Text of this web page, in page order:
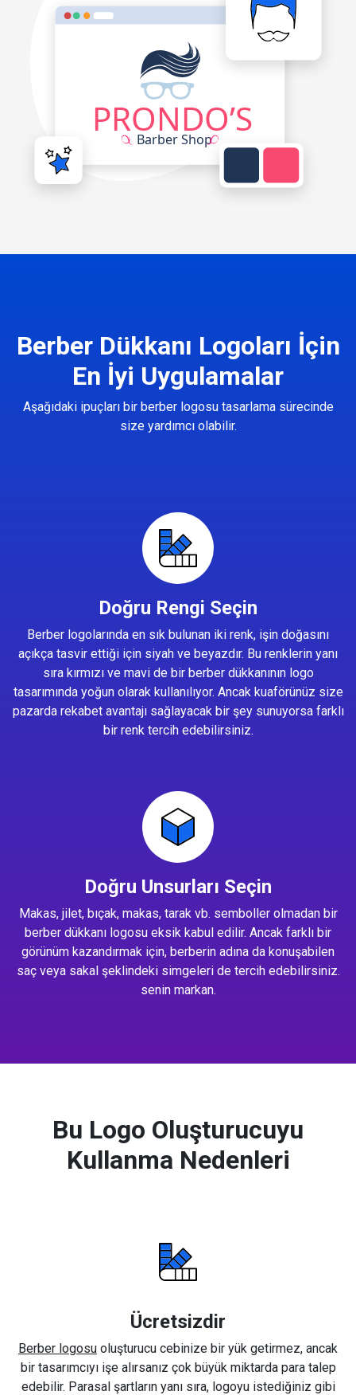
Berber Dükkanı Logoları İçin
En İyi Uygulamalar
Aşağıdaki ipuçları bir berber logosu tasarlama sürecinde
size yardımcı olabilir.
Doğru Rengi Seçin
Berber logolarında en sık bulunan iki renk, işin doğasını
açıkça tasvir ettiği için siyah ve beyazdır. Bu renklerin yanı
sıra kırmızı ve mavi de bir berber dükkanının logo
tasarımında yoğun olarak kullanılıyor. Ancak kuaförünüz size
pazarda rekabet avantajı sağlayacak bir şey sunuyorsa farklı
bir renk tercih edebilirsiniz.
Doğru Unsurları Seçin
Makas, jilet, bıçak, makas, tarak vb. semboller olmadan bir
berber dükkanı logosu eksik kabul edilir. Ancak farklı bir
görünüm kazandırmak için, berberin adına da konuşabilen
saç veya sakal şeklindeki simgeleri de tercih edebilirsiniz.
senin markan.
Bu Logo Oluşturucuyu
Kullanma Nedenleri
Ücretsizdir
Berber logosu oluşturucu cebinize bir yük getirmez, ancak
bir tasarımcıyı işe alırsanız çok büyük miktarda para talep
edebilir. Parasal şartların yanı sıra, logoyu istediğiniz gibi